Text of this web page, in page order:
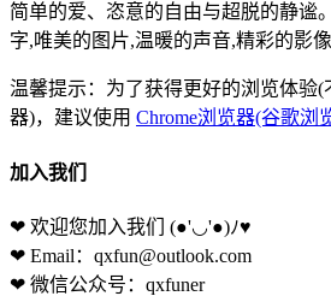
简单的爱、恣意的自由与超脱的静谧
字,唯美的图片,温暖的声音,精彩的影
温馨提示：为了获得更好的浏览体验(
器)，建议使用 Chrome浏览器(谷歌浏
加入我们
❤ 欢迎您加入我们 (●'◡'●)ﾉ♥
❤ Email：qxfun@outlook.com
❤ 微信公众号：qxfuner